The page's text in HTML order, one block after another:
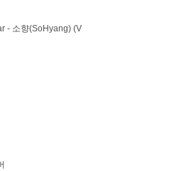
- 소향(SoHyang) (V